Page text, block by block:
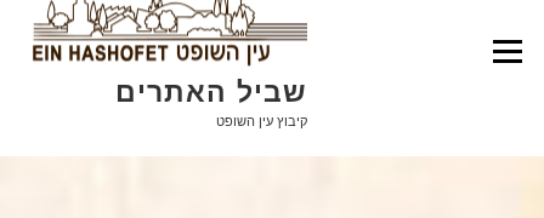
שביל האתרים
קיבוץ עין השופט
Menu